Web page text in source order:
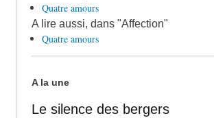
Quatre amours
A lire aussi, dans "Affection"
Quatre amours
A la une
Le silence des bergers